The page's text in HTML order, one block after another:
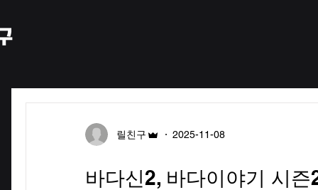
릴친구 2025-11-08
바다신2, 바다이야기 시